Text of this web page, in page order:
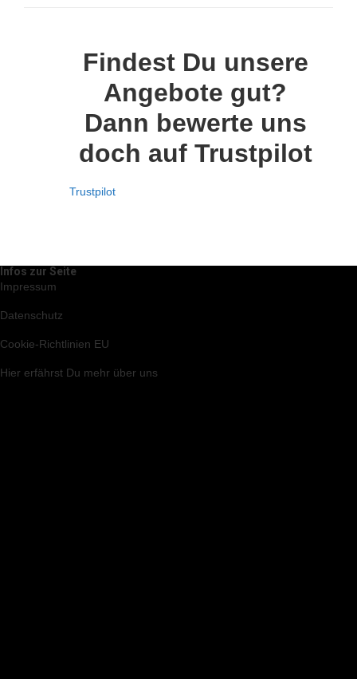
Findest Du unsere
Angebote gut?
Dann bewerte uns
doch auf Trustpilot
Trustpilot
Infos zur Seite
Impressum
Datenschutz
Cookie-Richtlinien EU
Hier erfährst Du mehr über uns